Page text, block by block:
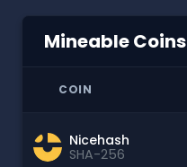
Mineable Coins
COIN
Nicehash
SHA-256